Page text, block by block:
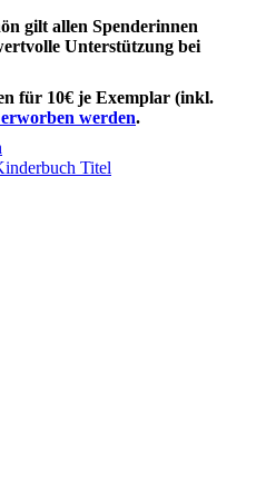
gilt allen Spenderinnen
Unterstützung bei
für 10€ je Exemplar (inkl.
werden.